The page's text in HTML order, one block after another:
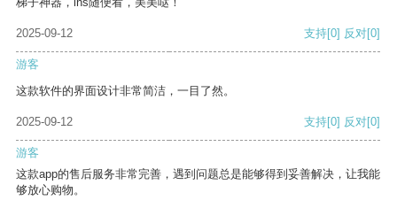
2025-09-12 支持[0] 反对[0]
游客
这款软件的界面设计非常简洁，一目了然。
2025-09-12 支持[0] 反对[0]
游客
这款app的售后服务非常完善，遇到问题总是能够得到妥善解决，让我能
够放心购物。